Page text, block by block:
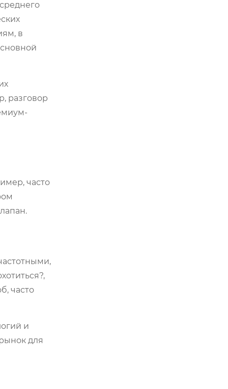
в
разговор
часто
часто
и
для